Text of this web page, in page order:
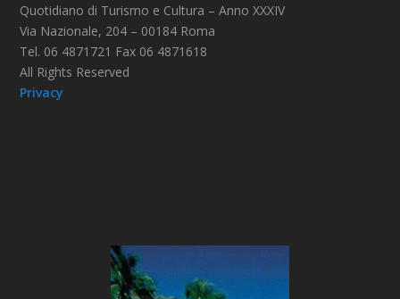
Quotidiano di Turismo e Cultura – Anno XXXIV
Via Nazionale, 204 – 00184 Roma
Tel. 06 4871721 Fax 06 4871618
All Rights Reserved
Privacy